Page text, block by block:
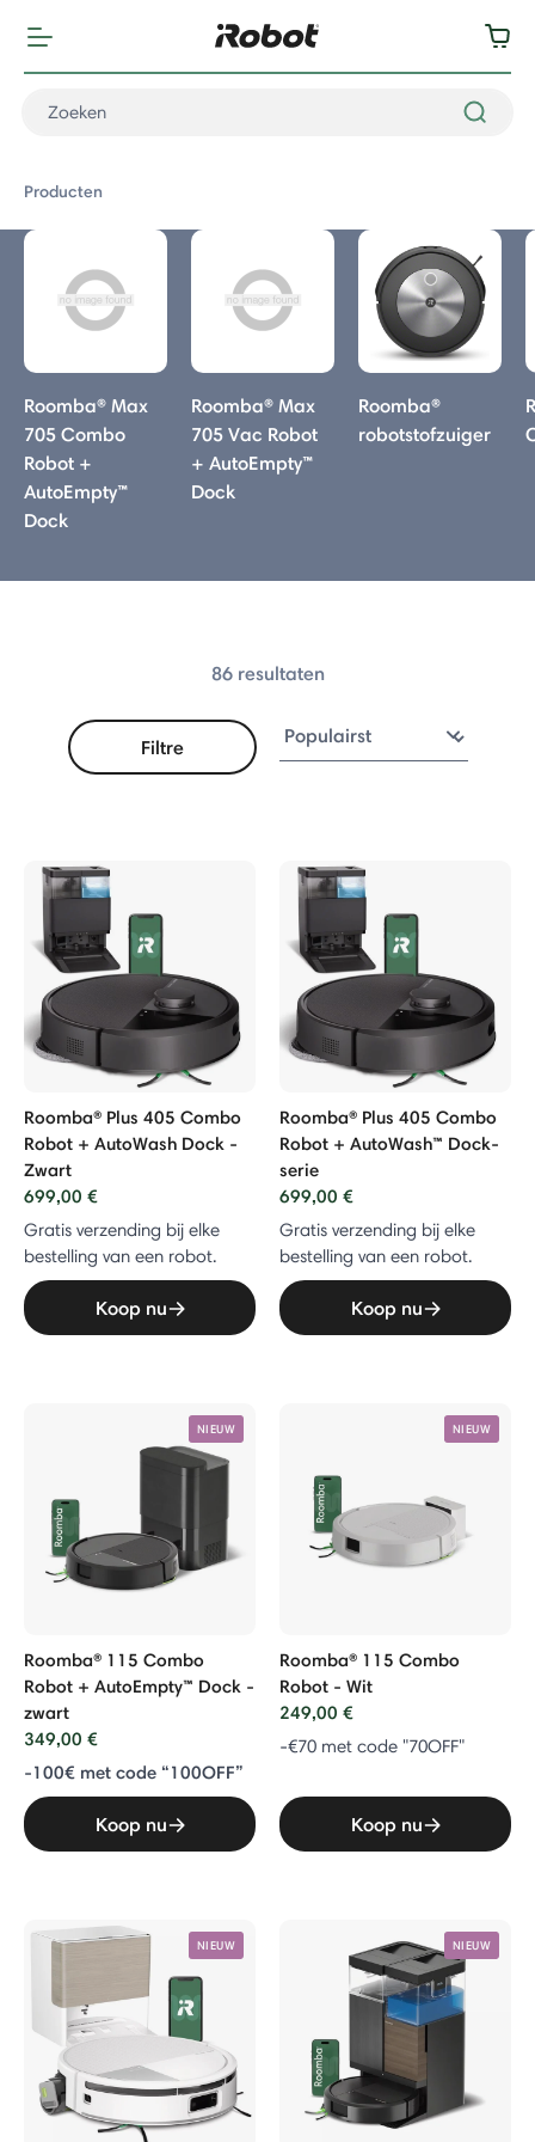
Producten
Roomba® Max
705 Combo
Robot +
AutoEmpty™
Dock
Roomba® Max
705 Vac Robot
+ AutoEmpty™
Dock
Roomba®
robotstofzuiger
715 Vac
415 Combo
Robot + AutoEmpty™ Dock
Robot
Robot + AutoEmpty™ Dock
Robot + AutoEmpty™ Dock
86 resultaten
Filtre
Roomba® Plus 405 Combo
Robot + AutoWash Dock -
Zwart
699,00 €
Gratis verzending bij elke
bestelling van een robot.
Koop nu
Roomba® Plus 405 Combo
Robot + AutoWash™ Dock-
serie
699,00 €
Gratis verzending bij elke
bestelling van een robot.
Koop nu
NIEUW
Roomba® 115 Combo
Robot + AutoEmpty™ Dock -
zwart
349,00 €
-100€ met code “100OFF”
Koop nu
NIEUW
Roomba® 115 Combo
Robot - Wit
249,00 €
-€70 met code "70OFF"
Koop nu
NIEUW NIEUW